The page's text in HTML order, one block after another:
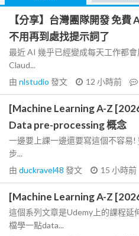
【分享】台灣團隊開發 免
不用再到處找提示詞了
最近 AI 幾乎已經變成每天工作都
Claud...
由 nlstudio 發文 12 小時前
[Machine Learning A-Z
Data pre-processing 概念
一邊要上課一邊還要寫這個不容易!
步...
由 duckravel48 發文 15 小時前
[Machine Learning A-Z
這個系列文章是Udemy上的課程延
檔學一點data...